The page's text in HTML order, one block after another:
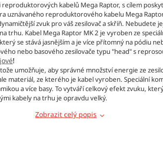
kabelů Mega Raptor, s cílem
uznávaného reproduktorového kabelu Mega
zvuk pro váš zesilovač a skříň. Nebudete
trhu. Kabel Mega Raptor MK 2 je vyroben ze
se stává jasnějším a je více přítomný na pódiu
nebo basového zesilovače typu "head" s
!
umožňuje, aby správné množství energie ze
materiál, ze kterého je kabel vyroben. Speciální
a více basy. To vytváří celkový efekt zvuku,
kabely na trhu je opravdu velký.
Zobrazit celý popis